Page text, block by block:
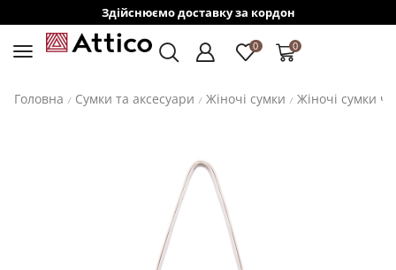
Здійснюємо доставку за кордон
0 0
Головна / Сумки та аксесуари / Жіночі сумки / Жіночі сумки